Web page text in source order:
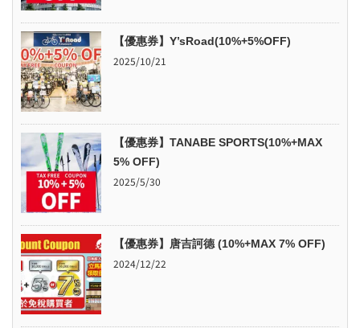
【優惠券】Y’sRoad(10%+5%OFF)
2025/10/21
【優惠券】TANABE SPORTS(10%+MAX
5% OFF)
2025/5/30
【優惠券】唐吉訶德 (10%+MAX 7% OFF)
2024/12/22